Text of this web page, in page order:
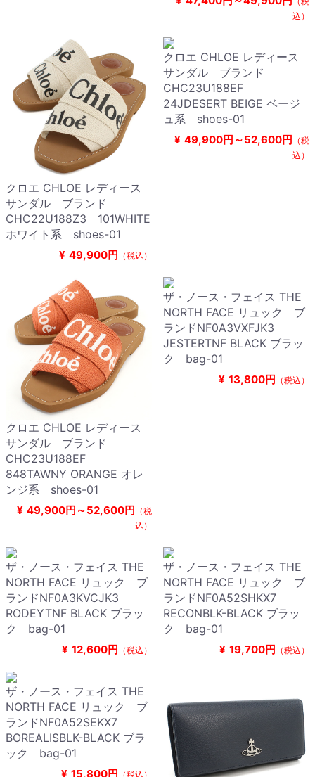
込）
クロエ CHLOE レディース
サンダル ブランド
CHC22U188Z3 101WHITE
ホワイト系 shoes-01
¥ 49,900円 （税込）
クロエ CHLOE レディース
サンダル ブランド
CHC23U188EF
24JDESERT BEIGE ベージ
ュ系 shoes-01
¥ 49,900円～52,600円 （税
込）
クロエ CHLOE レディース
サンダル ブランド
CHC23U188EF
848TAWNY ORANGE オレ
ンジ系 shoes-01
¥ 49,900円～52,600円 （税
込）
ザ・ノース・フェイス THE
NORTH FACE リュック ブ
ランドNF0A3VXFJK3
JESTERTNF BLACK ブラッ
ク bag-01
¥ 13,800円 （税込）
ザ・ノース・フェイス THE
NORTH FACE リュック ブ
ランドNF0A3KVCJK3
RODEYTNF BLACK ブラッ
ク bag-01
¥ 12,600円 （税込）
ザ・ノース・フェイス THE
NORTH FACE リュック ブ
ランドNF0A52SHKX7
RECONBLK-BLACK ブラッ
ク bag-01
¥ 19,700円 （税込）
ザ・ノース・フェイス THE
NORTH FACE リュック ブ
ランドNF0A52SEKX7
BOREALISBLK-BLACK ブラ
ック bag-01
¥ 15,800円 （税込）